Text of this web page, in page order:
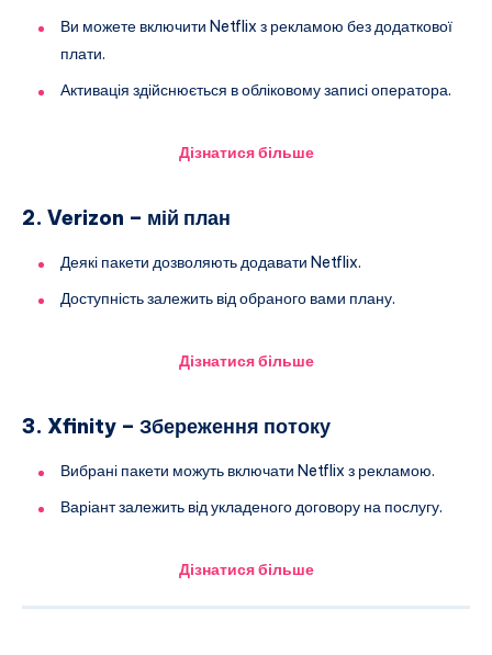
Ви можете включити Netflix з рекламою без додаткової
плати.
Активація здійснюється в обліковому записі оператора.
Дізнатися більше
2. Verizon – мій план
Деякі пакети дозволяють додавати Netflix.
Доступність залежить від обраного вами плану.
Дізнатися більше
3. Xfinity – Збереження потоку
Вибрані пакети можуть включати Netflix з рекламою.
Варіант залежить від укладеного договору на послугу.
Дізнатися більше